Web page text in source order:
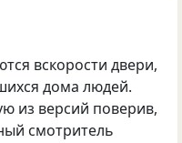
вскорости двери,
дома людей.
из версий поверив,
смотритель